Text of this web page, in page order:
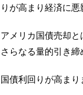
りが高まり経済に悪
アメリカ国債売却と
さらなる量的引き締
国債利回りが高まり